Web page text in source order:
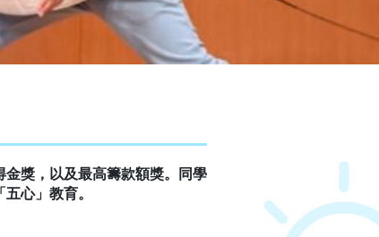
獎，以及最高籌款額獎。同學
心」教育。